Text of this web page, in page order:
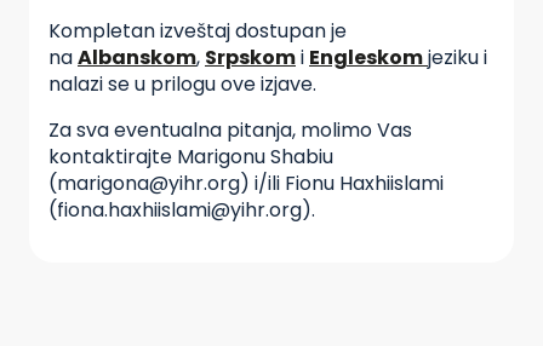
Kompletan izveštaj dostupan je
naAlbanskom, Srpskomi Engleskomjeziku i
nalazi se u prilogu ove izjave.
Za sva eventualna pitanja, molimo Vas
kontaktirajte Marigonu Shabiu
(marigona@yihr.org) i/ili Fionu Haxhiislami
(fiona.haxhiislami@yihr.org).